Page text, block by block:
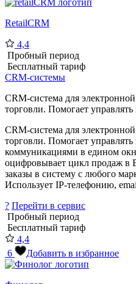
RetailCRM
4,4
Пробный период
Бесплатный тариф
CRM-системы
CRM-система для
торговли. Помогает управлять
CRM-система для
торговли. Помогает
коммуникациями в едином
оцифровывает цикл продаж в
заказы в систему с любого
Использует IP-телефонию,
? Перейти в сервис
Пробный период
Бесплатный тариф
4,4
6
Добавить в избранное